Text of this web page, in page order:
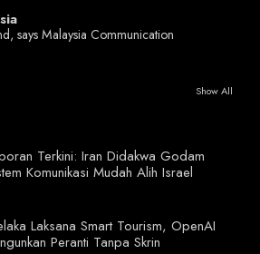
says Malaysia Communication
Show All
Terkini: Iran Didakwa Godam
Komunikasi Mudah Alih Israel
Laksana Smart Tourism, OpenAI
Peranti Tanpa Skrin